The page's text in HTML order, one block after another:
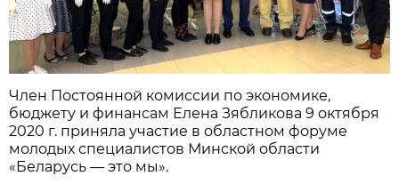
Член Постоянной комиссии по экономике,
бюджету и финансам Елена Зябликова 9 октября
2020 г. приняла участие в областном форуме
молодых специалистов Минской области
«Беларусь — это мы».